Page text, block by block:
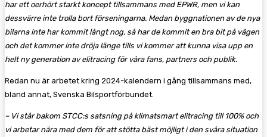
har ett oerhört starkt koncept tillsammans med EPWR, men vi kan
dessvärre inte trolla bort förseningarna. Medan byggnationen av de nya
bilarna inte har kommit långt nog, så har de kommit en bra bit på vägen
och det kommer inte dröja länge tills vi kommer att kunna visa upp en
helt ny generation av elitracing för våra fans, partners och publik.
Redan nu är arbetet kring 2024-kalendern i gång tillsammans med,
bland annat, Svenska Bilsportförbundet.
– Vi står bakom STCC:s satsning på klimatsmart elitracing till 100% och
vi arbetar nära med dem för att stötta bäst möjligt i den svåra situation